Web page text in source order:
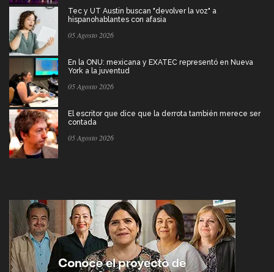
Tec y UT Austin buscan "devolver la voz" a
hispanohablantes con afasia
05 Agosto 2026
En la ONU: mexicana y EXATEC representó en Nueva
York a la juventud
05 Agosto 2026
El escritor que dice que la derrota también merece ser
contada
05 Agosto 2026